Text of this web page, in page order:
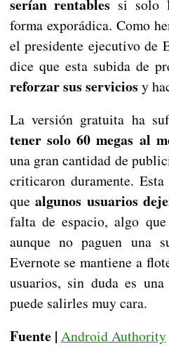
serían rentables si solo
forma exporádica. Como
el presidente ejecutivo de
dice que esta subida de
reforzar sus servicios y
La versión gratuita ha
tener solo 60 megas al
una gran cantidad de
criticaron duramente.
quealgunos usuarios
falta de espacio, algo
aunque no paguen una
Evernote se mantiene a
usuarios, sin duda es
puede salirles muy cara.
Fuente | Android Authority